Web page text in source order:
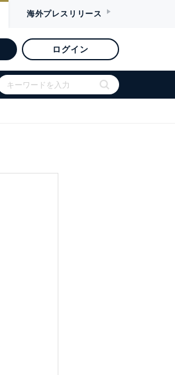
海外プレスリリース
ログイン